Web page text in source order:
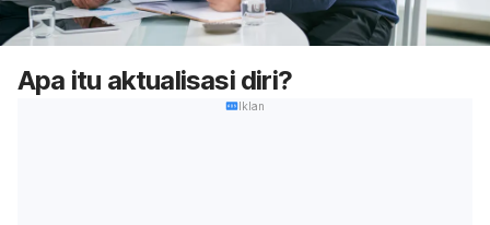
Apa itu aktualisasi diri?
Iklan